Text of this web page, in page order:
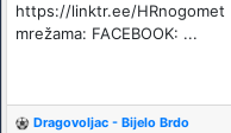
https://linktr.ee/
mrežama: FACEBOOK: ...
Dragovoljac - Bijelo Brdo